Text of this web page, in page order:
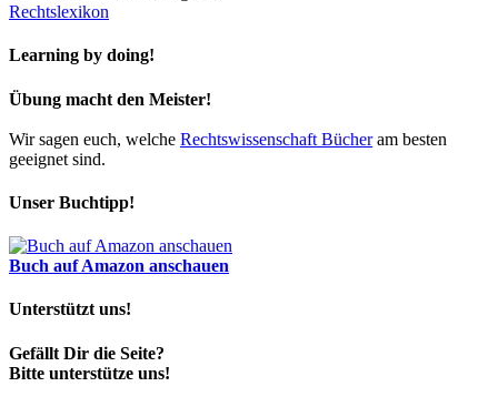
Rechtslexikon
Learning by doing!
Übung macht den Meister!
Wir sagen euch, welche Rechtswissenschaft Bücheram besten
geeignet sind.
Unser Buchtipp!
Buch auf Amazon anschauen
Unterstützt uns!
Gefällt Dir die Seite?
Bitte unterstütze uns!